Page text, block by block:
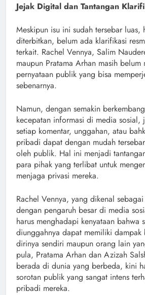
Jejak Digital dan Tantangan
Meskipun isu ini sudah tersebar
diterbitkan, belum ada klarifikasi
terkait. Rachel Vennya, Salim
maupun Pratama Arhan masih belum
pernyataan publik yang bisa
sebenarnya.
Namun, dengan semakin
kecepatan informasi di media
setiap komentar, unggahan, atau
pribadi dapat dengan mudah
oleh publik. Hal ini menjadi
para pihak yang terlibat untuk
menjaga privasi mereka.
Rachel Vennya, yang dikenal
dengan pengaruh besar di media
harus menghadapi kenyataan bahwa
diunggahnya dapat memiliki dampak
dirinya sendiri maupun orang lain
pula, Pratama Arhan dan Azizah
berada di dunia yang berbeda, kini
sorotan publik yang sangat intens
pribadi mereka.